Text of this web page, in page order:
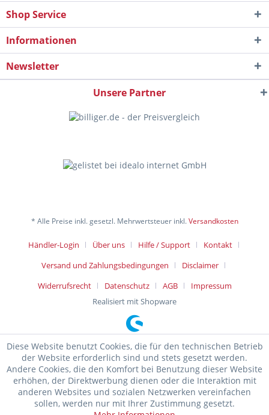
Shop Service
Informationen
Newsletter
Unsere Partner
* Alle Preise inkl. gesetzl. Mehrwertsteuer inkl.Versandkosten
Händler-Login Über uns Hilfe / Support
Kontakt
Versand und Zahlungsbedingungen
Disclaimer
Widerrufsrecht
Datenschutz AGB
Impressum
Realisiert mit Shopware
Diese Website benutzt Cookies, die für den technischen Betrieb
der Website erforderlich sind und stets gesetzt werden.
Andere Cookies, die den Komfort bei Benutzung dieser Website
erhöhen, der Direktwerbung dienen oder die Interaktion mit
anderen Websites und sozialen Netzwerken vereinfachen
sollen, werden nur mit Ihrer Zustimmung gesetzt.